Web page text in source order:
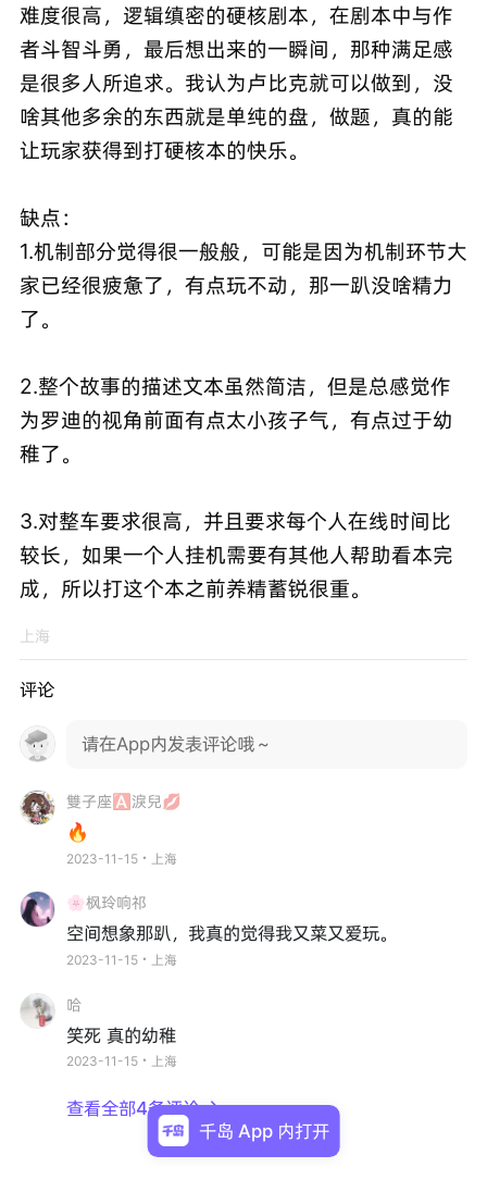
难度很高，逻辑缜密的硬核剧本，在剧本中与作
者斗智斗勇，最后想出来的一瞬间，那种满足感
是很多人所追求。我认为卢比克就可以做到，没
啥其他多余的东西就是单纯的盘，做题，真的能
让玩家获得到打硬核本的快乐。
缺点：
1.机制部分觉得很一般般，可能是因为机制环节大
家已经很疲惫了，有点玩不动，那一趴没啥精力
了。
2.整个故事的描述文本虽然简洁，但是总感觉作
为罗迪的视角前面有点太小孩子气，有点过于幼
稚了。
3.对整车要求很高，并且要求每个人在线时间比
较长，如果一个人挂机需要有其他人帮助看本完
成，所以打这个本之前养精蓄锐很重。
上海
评论
请在App内发表评论哦～
雙子座🅰淚兒💋
🔥
2023-11-15・上海
🌸枫玲响祁
空间想象那趴，我真的觉得我又菜又爱玩。
2023-11-15・上海
哈
笑死 真的幼稚
2023-11-15・上海
查看全部4条评论 
千岛 App 内打开